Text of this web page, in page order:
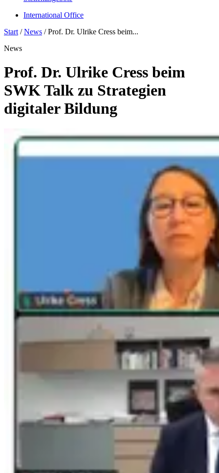
International Office
Start /News /Prof. Dr. Ulrike Cress beim...
News
Prof. Dr. Ulrike Cress beim
SWK Talk zu Strategien
digitaler Bildung